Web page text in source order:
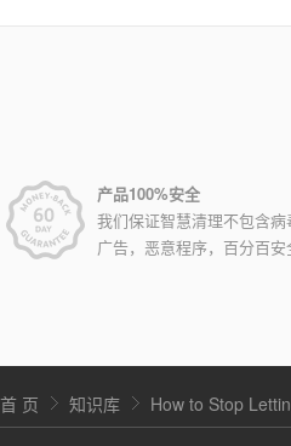
产品100%安全
我们保证智慧清理不包含病
广告，恶意程序，百分百安
首 页 知识库 How to Stop